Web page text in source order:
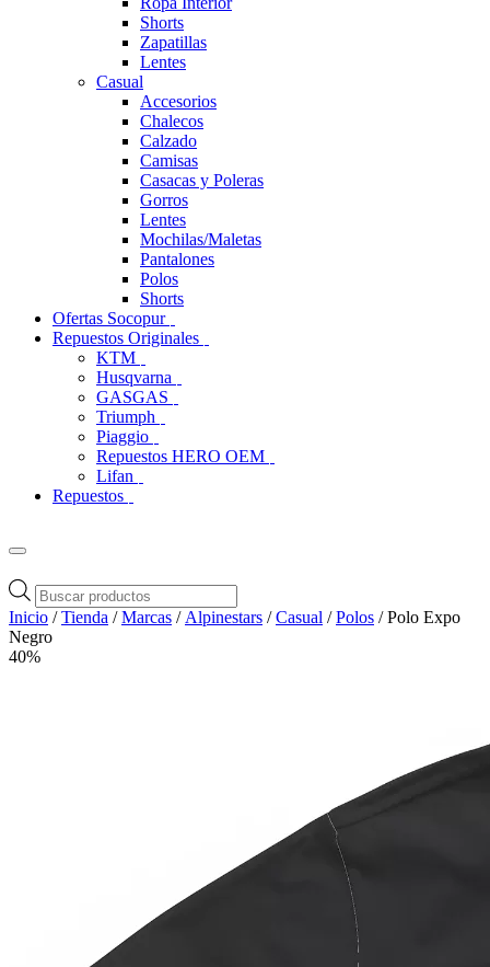
Shorts
Zapatillas
Lentes
Casual
Accesorios
Chalecos
Calzado
Camisas
Casacas y Poleras
Gorros
Lentes
Mochilas/Maletas
Pantalones
Polos
Shorts
Ofertas Socopur
Repuestos Originales
KTM
Husqvarna
GASGAS
Triumph
Piaggio
Repuestos HERO OEM
Lifan
Repuestos
Búsqueda
de
productos
Inicio /Tienda /Marcas / Alpinestars /Casual /Polos / Polo Expo
Negro
40%